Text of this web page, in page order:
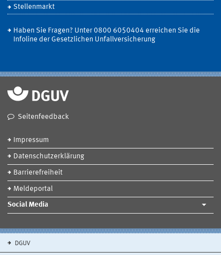
Stellenmarkt
Haben Sie Fragen? Unter 0800 6050404 erreichen Sie die
Infoline der Gesetzlichen Unfallversicherung
Seitenfeedback
Impressum
Datenschutzerklärung
Barrierefreiheit
Meldeportal
Social Media
DGUV